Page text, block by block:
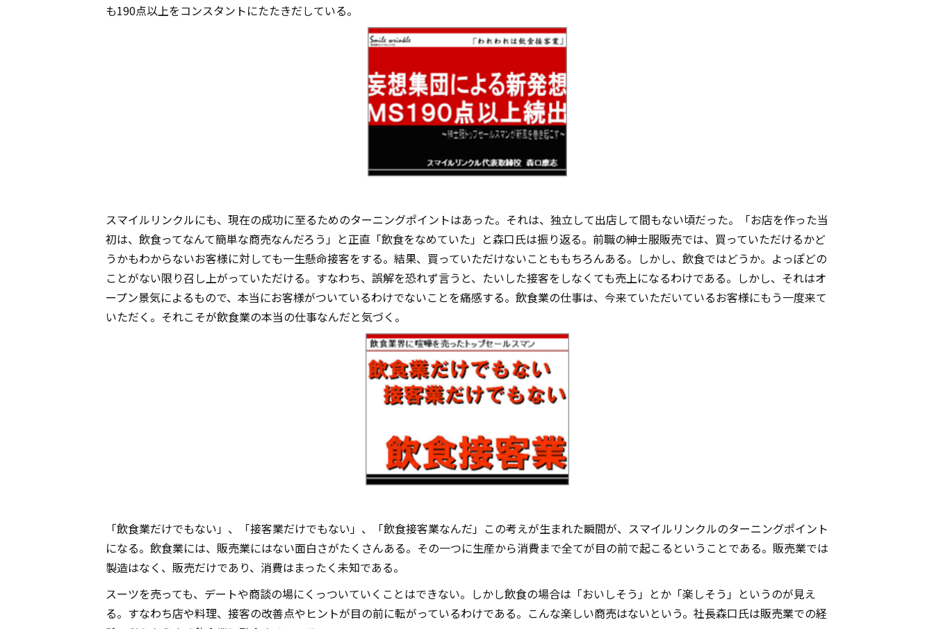
も190点以上をコンスタントにたたきだしている。
スマイルリンクルにも、現在の成功に至るためのターニングポイントはあった。それは、独立して出店して間もない頃だった。「お店を作った当
初は、飲食ってなんて簡単な商売なんだろう」と正直「飲食をなめていた」と森口氏は振り返る。前職の紳士服販売では、買っていただけるかど
うかもわからないお客様に対しても一生懸命接客をする。結果、買っていただけないことももちろんある。しかし、飲食ではどうか。よっぽどの
ことがない限り召し上がっていただける。すなわち、誤解を恐れず言うと、たいした接客をしなくても売上になるわけである。しかし、それはオ
ープン景気によるもので、本当にお客様がついているわけでないことを痛感する。飲食業の仕事は、今来ていただいているお客様にもう一度来て
いただく。それこそが飲食業の本当の仕事なんだと気づく。
「飲食業だけでもない」、「接客業だけでもない」、「飲食接客業なんだ」この考えが生まれた瞬間が、スマイルリンクルのターニングポイント
になる。飲食業には、販売業にはない面白さがたくさんある。その一つに生産から消費まで全てが目の前で起こるということである。販売業では
製造はなく、販売だけであり、消費はまったく未知である。
スーツを売っても、デートや商談の場にくっついていくことはできない。しかし飲食の場合は「おいしそう」とか「楽しそう」というのが見え
る。すなわち店や料理、接客の改善点やヒントが目の前に転がっているわけである。こんな楽しい商売はないという。社長森口氏は販売業での経